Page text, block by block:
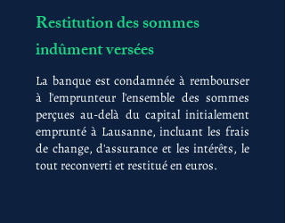
Restitution des sommes
indûment versées
La banque est condamnée à rembourser
à l'emprunteur l'ensemble des sommes
perçues au-delà du capital initialement
emprunté à Lausanne, incluant les frais
de change, d'assurance et les intérêts, le
tout reconverti et restitué en euros.